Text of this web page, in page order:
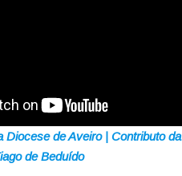
Diocese de Aveiro | Contributo da
de Beduído